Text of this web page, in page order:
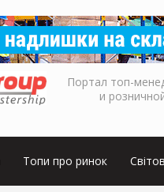
Портал топ-
и
Топи про ринок